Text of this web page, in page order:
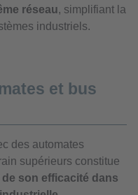
réseau, simplifiant la
industriels.
et bus
des automates
supérieurs constitue
son efficacité dans